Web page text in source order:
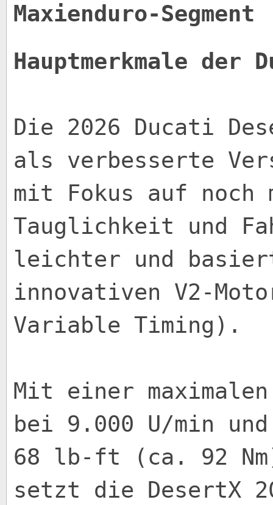
Maxienduro-Segment
Hauptmerkmale der
Die 2026 Ducati
als verbesserte
mit Fokus auf noch
Tauglichkeit und
leichter und
innovativen V2-
Variable Timing).
Mit einer
bei 9.000 U/min und
68 lb-ft (ca. 92
setzt die DesertX